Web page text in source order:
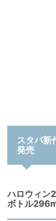
スタバ新
発売
ハロウィン
ボトル